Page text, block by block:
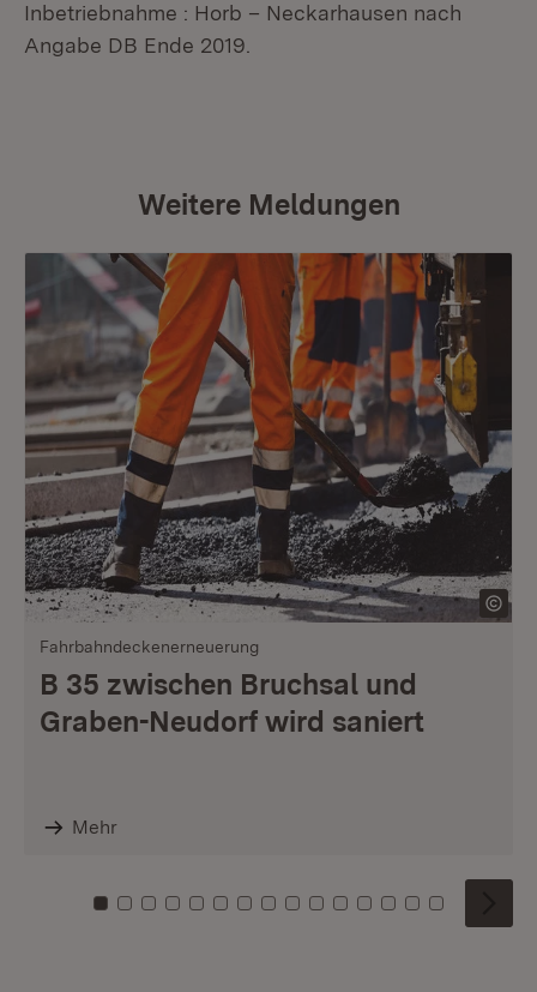
Inbetriebnahme : Horb – Neckarhausen nach
Angabe DB Ende 2019.
Weitere Meldungen
Fahrbahndeckenerneuerung
B 35 zwischen Bruchsal und
Graben-Neudorf wird saniert
Mehr
Zu Kachel: 0
Zu Kachel: 1
Zu Kachel: 2
Zu Kachel: 3
Zu Kachel: 4
Zu Kachel: 5
Zu Kachel: 6
Zu Kachel: 7
Zu Kachel: 8
Zu Kachel: 9
Zu Kachel: 10
Zu Kachel: 11
Zu Kachel: 12
Zu Kachel:
Zu